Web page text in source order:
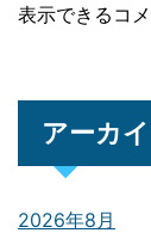
表示できるコ
アーカ
2026年8月